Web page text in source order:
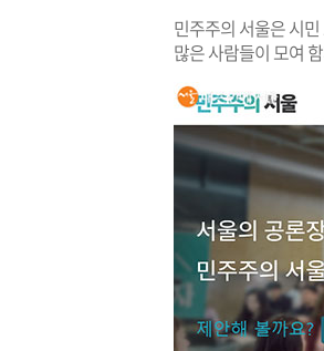
민주주의 서울은 시
많은 사람들이 모여